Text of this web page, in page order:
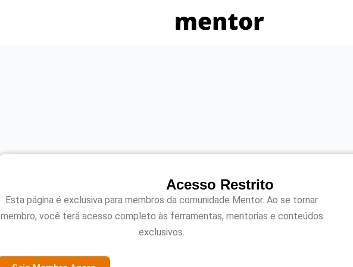
Acesso Restrito
Esta página é exclusiva para membros da comunidade Mentor. Ao se tornar
membro, você terá acesso completo às ferramentas, mentorias e conteúdos
exclusivos.